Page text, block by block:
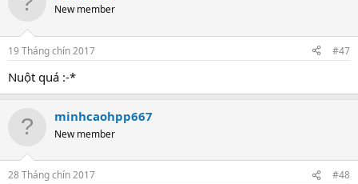
New member
19 Tháng chín 2017 #47
Nuột quá :-*
minhcaohpp667
New member
28 Tháng chín 2017 #48